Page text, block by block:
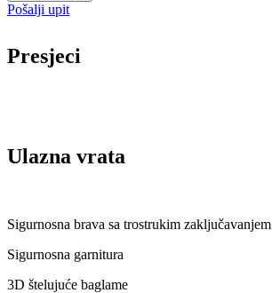
Pošalji upit
Presjeci
Ulazna vrata
Sigurnosna brava sa trostrukim zaključavanjem
Sigurnosna garnitura
3D štelujuće baglame